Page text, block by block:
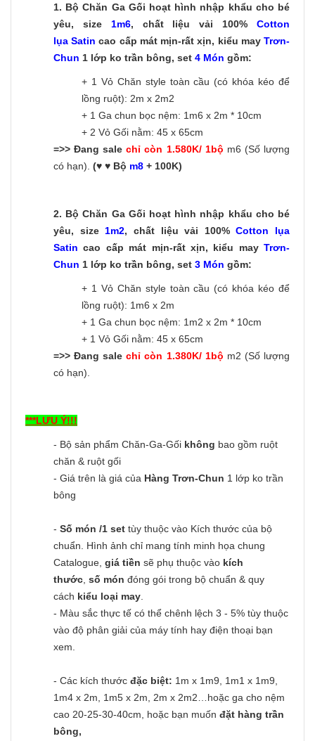
1. Bộ Chăn Ga Gối hoạt hình nhập khẩu cho bé
yêu, size 1m6, chất liệu vải 100%Cotton
lụa Satin cao cấp mát mịn-rất xịn, kiểu may Trơn-
Chun 1 lớp ko trần bông, set 4 Món gồm:
+ 1 Vỏ Chăn style toàn cầu (có khóa kéo để
lồng ruột): 2m x 2m2
+ 1 Ga chun bọc nệm: 1m6 x 2m * 10cm
+ 2 Vỏ Gối nằm: 45 x 65cm
=>> Đang salechỉ còn 1.580K/ 1bộ m6 (Số lượng
có hạn). (♥ ♥ Bộ m8 + 100K)
2. Bộ Chăn Ga Gối hoạt hình nhập khẩu cho bé
yêu, size 1m2, chất liệu vải 100%Cotton lụa
Satin cao cấp mát mịn-rất xịn, kiểu may Trơn-
Chun 1 lớp ko trần bông, set 3 Món gồm:
+ 1 Vỏ Chăn style toàn cầu (có khóa kéo để
lồng ruột): 1m6 x 2m
+ 1 Ga chun bọc nệm: 1m2 x 2m * 10cm
+ 1 Vỏ Gối nằm: 45 x 65cm
=>> Đang salechỉ còn 1.380K/ 1bộ m2 (Số lượng
có hạn).
***LƯU Ý!!!
- Bộ sản phẩm Chăn-Ga-Gối không bao gồm ruột
chăn & ruột gối
- Giá trên là giá của Hàng Trơn-Chun 1 lớp ko trần
bông
- Số món /1 set tùy thuộc vào Kích thước của bộ
chuẩn. Hình ảnh chỉ mang tính minh họa chung
Catalogue, giá tiền sẽ phụ thuộc vào kích
thước số món đóng gói trong bộ chuẩn & quy
cách kiểu loại may
- Màu sắc thực tế có thể chênh lệch 3 - 5% tùy thuộc
vào độ phân giải của máy tính hay điện thoại bạn
xem.
- Các kích thước đặc biệt: 1m x 1m9, 1m1 x 1m9,
1m4 x 2m, 1m5 x 2m, 2m x 2m2…hoặc ga cho nệm
cao 20-25-30-40cm, hoặc bạn muốn đặt hàng trần
bông,